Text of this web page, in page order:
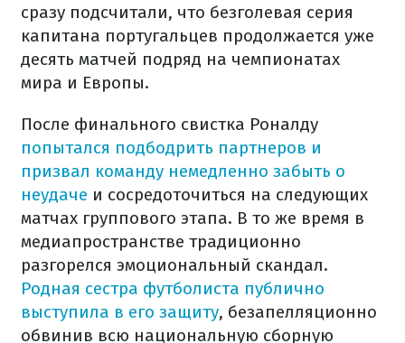
сразу подсчитали, что безголевая серия
капитана португальцев продолжается уже
десять матчей подряд на чемпионатах
мира и Европы.
После финального свистка Роналду
попытался подбодрить партнеров и
призвал команду немедленно забыть о
неудаче и сосредоточиться на следующих
матчах группового этапа. В то же время в
медиапространстве традиционно
разгорелся эмоциональный скандал.
Родная сестра футболиста публично
выступила в его защиту, безапелляционно
обвинив всю национальную сборную